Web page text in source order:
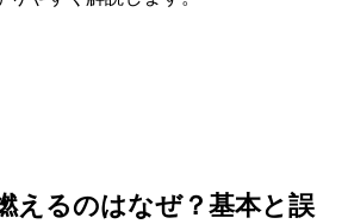
えるのはなぜ？基本と誤